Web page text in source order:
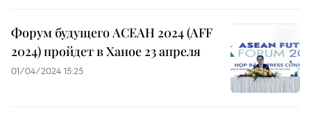
Форум будущего АСЕАН 2024 (AFF
2024) пройдет в Ханое 23 апреля
01/04/2024 15:25